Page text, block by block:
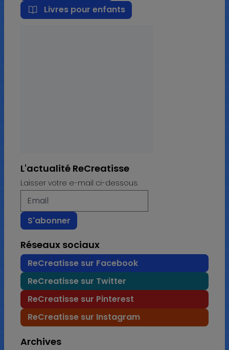
Livres pour enfants
L'actualité ReCreatisse
Laisser votre e-mail ci-dessous.
Réseaux sociaux
ReCreatisse sur Facebook
ReCreatisse sur Twitter
ReCreatisse sur Pinterest
ReCreatisse sur Instagram
Archives